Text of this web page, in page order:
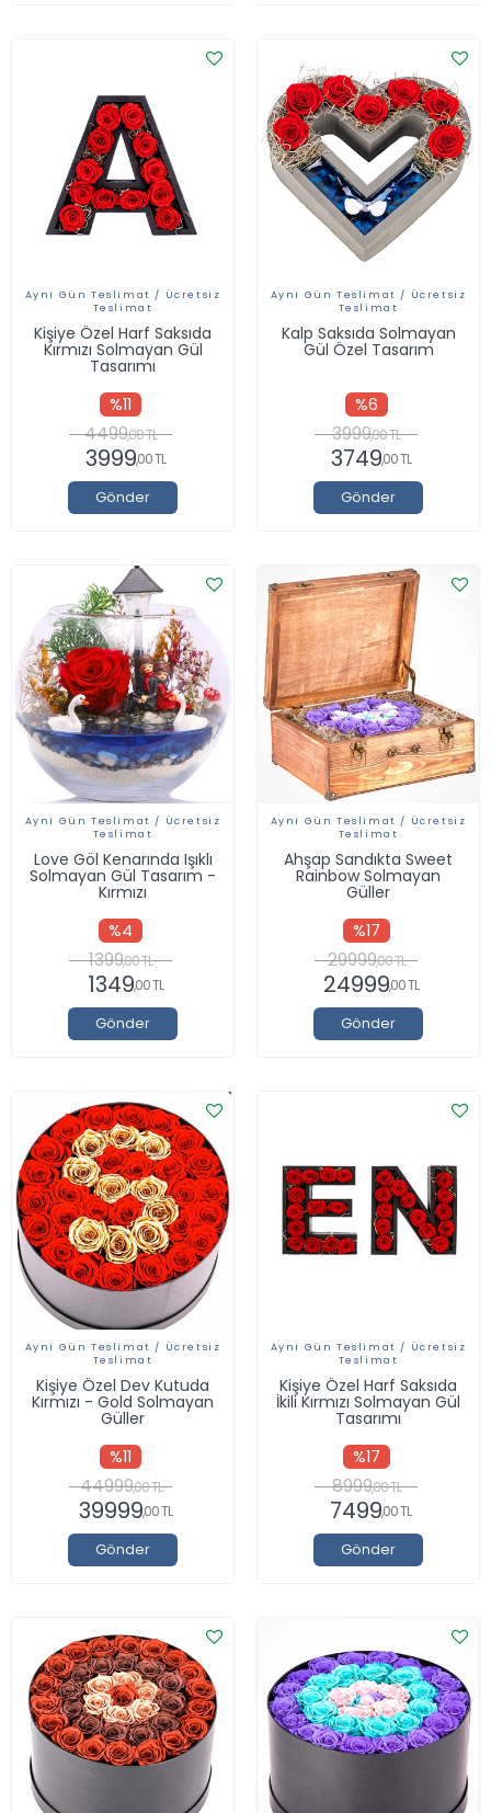
Aynı Gün Teslimat / Ücretsiz
Teslimat
Kişiye Özel Harf Saksıda
Kırmızı Solmayan Gül
Tasarımı
%11
4499,00 TL
3999,00 TL
Gönder
Aynı Gün Teslimat / Ücretsiz
Teslimat
Kalp Saksıda Solmayan
Gül Özel Tasarım
%6
3999,00 TL
3749,00 TL
Gönder
Aynı Gün Teslimat / Ücretsiz
Teslimat
Love Göl Kenarında Işıklı
Solmayan Gül Tasarım -
Kırmızı
%4
1399,00 TL
1349,00 TL
Gönder
Aynı Gün Teslimat / Ücretsiz
Teslimat
Ahşap Sandıkta Sweet
Rainbow Solmayan
Güller
%17
29999,00 TL
24999,00 TL
Gönder
Aynı Gün Teslimat / Ücretsiz
Teslimat
Kişiye Özel Dev Kutuda
Kırmızı - Gold Solmayan
Güller
%11
44999,00 TL
39999,00 TL
Gönder
Aynı Gün Teslimat / Ücretsiz
Teslimat
Kişiye Özel Harf Saksıda
İkili Kırmızı Solmayan Gül
Tasarımı
%17
8999,00 TL
7499,00 TL
Gönder